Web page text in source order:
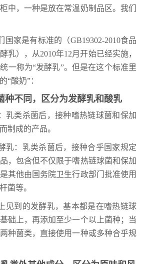
中，一种是放在常温奶制品区。我们
家是有标准的（GB19302-2010食品
），从2010年12月开始已经实施，
一称为“发酵乳”。但是在这个标准里
“酸奶”：
种不同，区分为发酵乳和酸乳
乳类杀菌后，接种嗜热链球菌和保加
制成的产品。
乳：乳类杀菌后，接种合乎国家规定
，包含但不仅限于嗜热链球菌和保加
其他由国务院卫生行政部门批准使用
菌等。
到的发酵乳，基本都是在嗜热链球
础上，再添加至少一个以上菌种；当
种菌类，直接使用一种或多种合乎规